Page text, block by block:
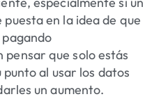
en la idea de que
pensar que solo estás
al usar los datos
un aumento.